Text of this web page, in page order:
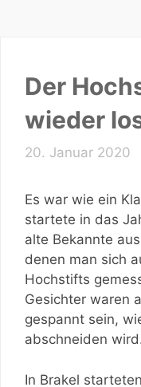
Der
wieder
20. Januar 2020
Es war wie ein
startete in das
alte Bekannte
denen man sich
Hochstifts
Gesichter waren
gespannt sein,
abschneiden
In Brakel